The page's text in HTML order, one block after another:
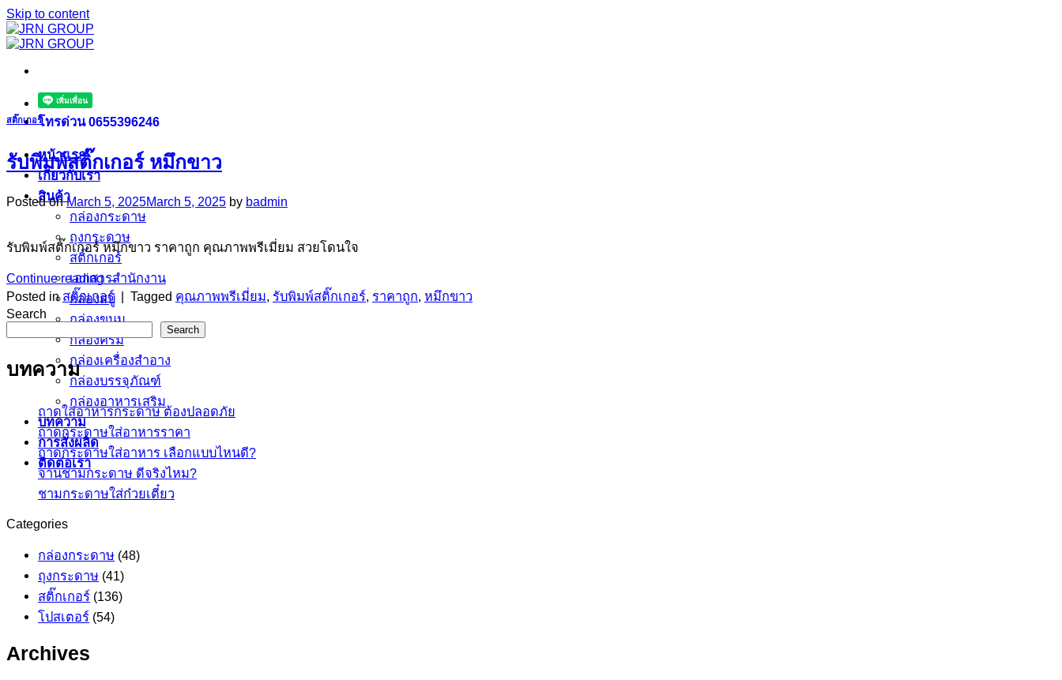
Skip to content
โทรด่วน 0655396246
หน้าแรก
เกี่ยวกับเรา
สินค้า
กล่องกระดาษ
ถุงกระดาษ
สติ๊กเกอร์
เอกสารสำนักงาน
กล่องสบู่
กล่องขนม
กล่องครีม
กล่องเครื่องสำอาง
กล่องบรรจุภัณฑ์
กล่องอาหารเสริม
บทความ
การสั่งผลิด
ติดต่อเรา
สติ๊กเกอร์
รับพิมพ์สติ๊กเกอร์ หมึกขาว
Posted onMarch 5, 2025March 5, 2025 by badmin
รับพิมพ์สติ๊กเกอร์ หมึกขาว ราคาถูก คุณภาพพรีเมี่ยม สวยโดนใจ
Continue reading→
Posted inสติ๊กเกอร์ | Tagged คุณภาพพรีเมี่ยม, รับพิมพ์สติ๊กเกอร์, ราคาถูก, หมึกขาว
Search
Search
บทความ
ถาดใส่อาหารกระดาษ ต้องปลอดภัย
ถาดกระดาษใส่อาหารราคา
ถาดกระดาษใส่อาหาร เลือกแบบไหนดี?
จานชามกระดาษ ดีจริงไหม?
ชามกระดาษใส่ก๋วยเตี๋ยว
Categories
กล่องกระดาษ (48)
ถุงกระดาษ (41)
สติ๊กเกอร์ (136)
โปสเตอร์ (54)
Archives